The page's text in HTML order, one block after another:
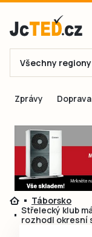
E-mail
Všechny regiony
Zprávy Doprava
Táborsko
Střelecký klub
rozhodl okresní